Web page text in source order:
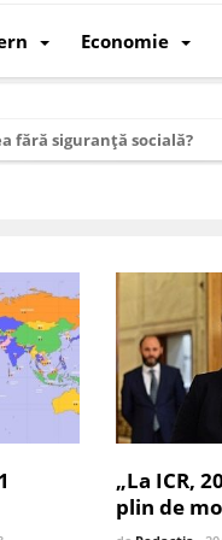
Economie
fără siguranță socială?
cea mai mare economie a
pe care România o
ne așteaptă? – O
țară
Nvidia
„La ICR,
plin de